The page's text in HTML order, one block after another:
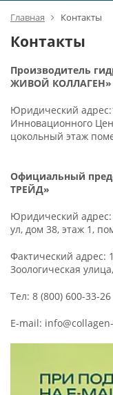
Главная Контакты
Контакты
Производитель
ЖИВОЙ КОЛЛАГЕН»
Юридический
Инновационного
цокольный этаж
Официальный
ТРЕЙД»
Юридический адрес:
ул, дом 38, этаж 1,
Фактический адрес:
Зоологическая
Тел: 8 (800) 600-33-26
E-mail: